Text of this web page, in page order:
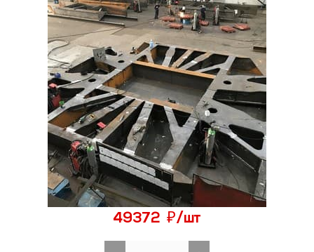
49372 ₽/шт